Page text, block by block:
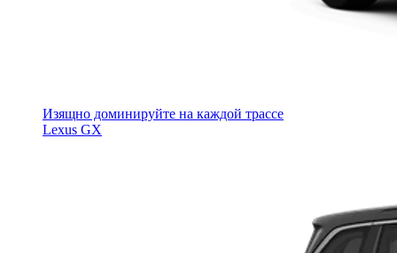
Изящно доминируйте на каждой трассе
Lexus GX